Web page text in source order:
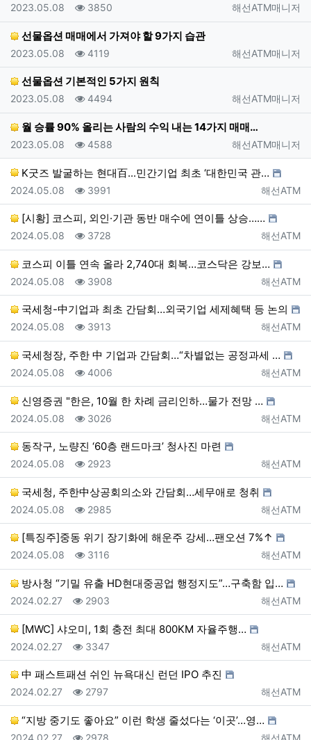
등록자
해선ATM매니저
등록일
2023.05.08 조회
3850
선물옵션 매매에서 가져야 할 9가지 습관
등록자
해선ATM매니저
등록일
2023.05.08 조회
4119
선물옵션 기본적인 5가지 원칙
등록자
해선ATM매니저
등록일
2023.05.08 조회
4494
월 승률 90% 올리는 사람의 수익 내는 14가지 매매…
등록자
해선ATM매니저
등록일
2023.05.08 조회
4588
K굿즈 발굴하는 현대百...민간기업 최초 ‘대한민국 관…
등록자
해선ATM
등록일
2024.05.08 조회
3991
[시황] 코스피, 외인·기관 동반 매수에 연이틀 상승……
등록자
해선ATM
등록일
2024.05.08 조회
3728
코스피 이틀 연속 올라 2,740대 회복…코스닥은 강보…
등록자
해선ATM
등록일
2024.05.08 조회
3908
국세청-中기업과 최초 간담회…외국기업 세제혜택 등 논의
등록자
해선ATM
등록일
2024.05.08 조회
3913
국세청장, 주한 中 기업과 간담회…“차별없는 공정과세 …
등록자
해선ATM
등록일
2024.05.08 조회
4006
신영증권 "한은, 10월 한 차례 금리인하…물가 전망 …
등록자
해선ATM
등록일
2024.05.08 조회
3026
동작구, 노량진 ‘60층 랜드마크’ 청사진 마련
등록자
해선ATM
등록일
2024.05.08 조회
2923
국세청, 주한中상공회의소와 간담회…세무애로 청취
등록자
해선ATM
등록일
2024.05.08 조회
2985
[특징주]중동 위기 장기화에 해운주 강세…팬오션 7%↑
등록자
해선ATM
등록일
2024.05.08 조회
3116
방사청 “기밀 유출 HD현대중공업 행정지도”…구축함 입…
등록자
해선ATM
등록일
2024.02.27 조회
2903
[MWC] 샤오미, 1회 충전 최대 800KM 자율주행…
등록자
해선ATM
등록일
2024.02.27 조회
3347
中 패스트패션 쉬인 뉴욕대신 런던 IPO 추진
등록자
해선ATM
등록일
2024.02.27 조회
2797
“지방 중기도 좋아요” 이런 학생 줄섰다는 ‘이곳’…영…
등록자
해선ATM
등록일
2024.02.27 조회
2978